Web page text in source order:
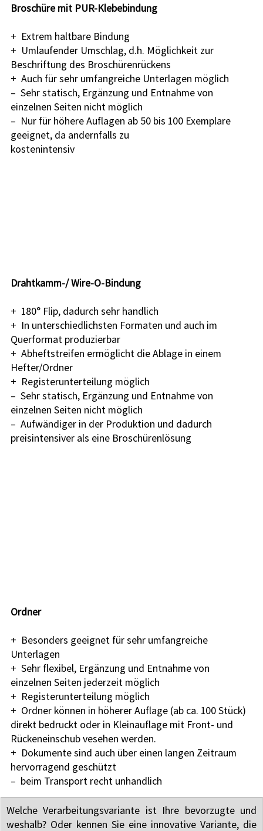
Broschüre mit PUR-Klebebindung
+  Extrem haltbare Bindung
+  Umlaufender Umschlag, d.h. Möglichkeit zur
Beschriftung des Broschürenrückens
+  Auch für sehr umfangreiche Unterlagen möglich
–  Sehr statisch, Ergänzung und Entnahme von
einzelnen Seiten nicht möglich
–  Nur für höhere Auflagen ab 50 bis 100 Exemplare
geeignet, da andernfalls zu
kostenintensiv
Drahtkamm-/ Wire-O-Bindung
+  180° Flip, dadurch sehr handlich
+  In unterschiedlichsten Formaten und auch im
Querformat produzierbar
+  Abheftstreifen ermöglicht die Ablage in einem
Hefter/Ordner
+  Registerunterteilung möglich
–  Sehr statisch, Ergänzung und Entnahme von
einzelnen Seiten nicht möglich
–  Aufwändiger in der Produktion und dadurch
preisintensiver als eine Broschürenlösung
Ordner
+  Besonders geeignet für sehr umfangreiche
Unterlagen
+  Sehr flexibel, Ergänzung und Entnahme von
einzelnen Seiten jederzeit möglich
+  Registerunterteilung möglich
+  Ordner können in höherer Auflage (ab ca. 100 Stück)
direkt bedruckt oder in Kleinauflage mit Front- und
Rückeneinschub vesehen werden.
+  Dokumente sind auch über einen langen Zeitraum
hervorragend geschützt
–  beim Transport recht unhandlich
Welche Verarbeitungsvariante ist Ihre bevorzugte und
weshalb? Oder kennen Sie eine innovative Variante, die